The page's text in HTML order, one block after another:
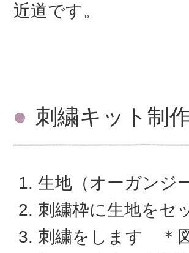
近道です。
刺繍キット制
生地（オーガンジ
刺繍枠に生地をセ
刺繍をします ＊